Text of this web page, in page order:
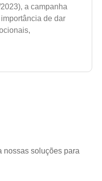
a campanha
de dar
nossas soluções para